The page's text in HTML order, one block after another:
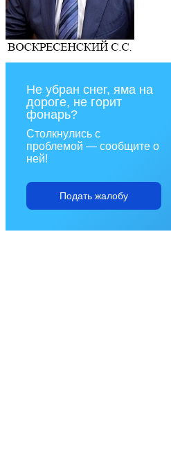
Не убран снег, яма на
дороге, не горит
фонарь?
Столкнулись с
проблемой — сообщите о
ней!
Подать жалобу